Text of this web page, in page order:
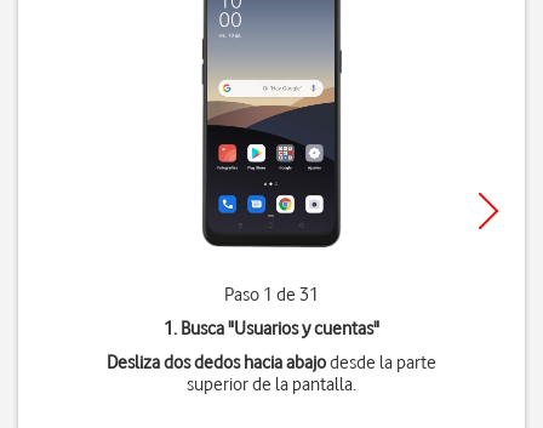
Paso 1 de 31
1. Busca "Usuarios y cuentas"
Desliza dos dedos hacia abajodesde la parte
superior de la pantalla.